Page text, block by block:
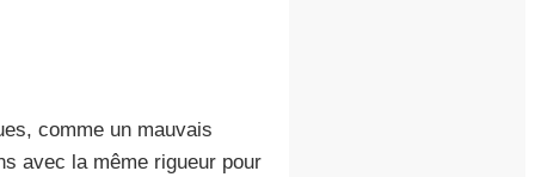
comme un mauvais
avec la même rigueur pour